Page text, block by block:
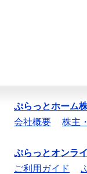
ぷらっとホーム
会社概要
株主
ぷらっとオンラ
ご利用ガイド